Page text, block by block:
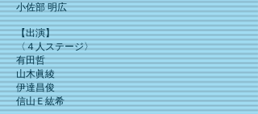
小佐部 明広
【出演】
〈４人ステージ〉
有田哲
山木眞綾
伊達昌俊
信山Ｅ紘希